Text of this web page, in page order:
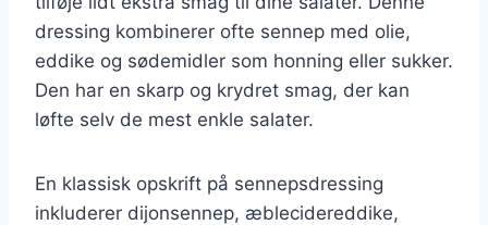
dressing kombinerer ofte sennep med olie,
eddike og sødemidler som honning eller sukker.
Den har en skarp og krydret smag, der kan
løfte selv de mest enkle salater.
En klassisk opskrift på sennepsdressing
inkluderer dijonsennep, æblecidereddike,